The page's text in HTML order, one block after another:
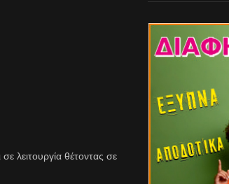
λειτουργία θέτοντας σε